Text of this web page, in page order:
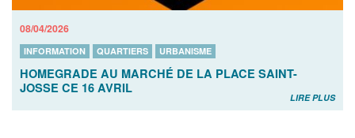
08/04/2026
INFORMATION QUARTIERS URBANISME
HOMEGRADE AU MARCHÉ DE LA PLACE SAINT-
JOSSE CE 16 AVRIL
LIRE PLUS